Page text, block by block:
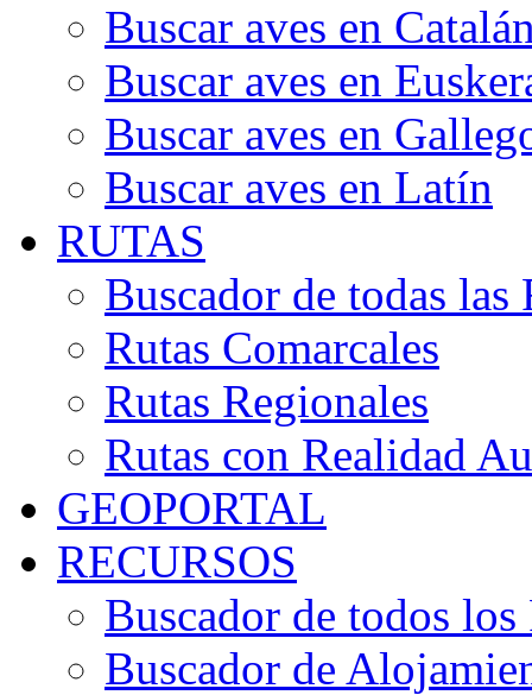
Buscar aves en
Buscar aves en
Buscar aves en
Buscar aves en Latín
RUTAS
Buscador de todas las
Rutas Comarcales
Rutas Regionales
Rutas con Realidad
GEOPORTAL
RECURSOS
Buscador de todos los
Buscador de